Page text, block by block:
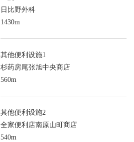
日比野外科
1430m
其他便利设施1
杉药房尾张旭中央商店
560m
其他便利设施2
全家便利店南原山町商店
540m